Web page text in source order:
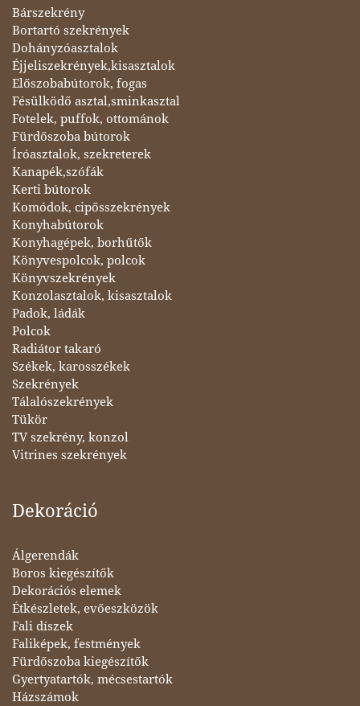
Bárszekrény
Bortartó szekrények
Dohányzóasztalok
Éjjeliszekrények,kisasztalok
Előszobabútorok, fogas
Fésülködő asztal,sminkasztal
Fotelek, puffok, ottománok
Fürdőszoba bútorok
Íróasztalok, szekreterek
Kanapék,szófák
Kerti bútorok
Komódok, cipősszekrények
Konyhabútorok
Konyhagépek, borhűtők
Könyvespolcok, polcok
Könyvszekrények
Konzolasztalok, kisasztalok
Padok, ládák
Polcok
Radiátor takaró
Székek, karosszékek
Szekrények
Tálalószekrények
Tükör
TV szekrény, konzol
Vitrines szekrények
Dekoráció
Álgerendák
Boros kiegészítők
Dekorációs elemek
Étkészletek, evőeszközök
Fali díszek
Faliképek, festmények
Fürdőszoba kiegészítők
Gyertyatartók, mécsestartók
Házszámok